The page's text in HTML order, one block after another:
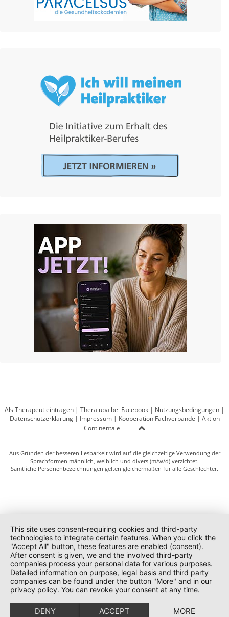
Als Therapeut eintragen | Theralupa bei Facebook | Nutzungsbedingungen |
Datenschutzerklärung| Impressum| Kooperation Fachverbände | Aktion
Continentale
Aus Gründen der besseren Lesbarkeit wird auf die gleichzeitige Verwendung der
Sprachformen männlich, weiblich und divers (m/w/d) verzichtet.
Sämtliche Personenbezeichnungen gelten gleichermaßen für alle Geschlechter.
This site uses consent-requiring cookies and third-party
technologies to integrate certain features. When you click the
"Accept All" button, these features are enabled (consent).
After consent is given, we and the involved third-party
companies process your personal data for various purposes.
Detailed information on purpose, legal basis and third party
companies can be found under the button "More" and in our
privacy policy. You can revoke your consent at any time.
DENY ACCEPT MORE